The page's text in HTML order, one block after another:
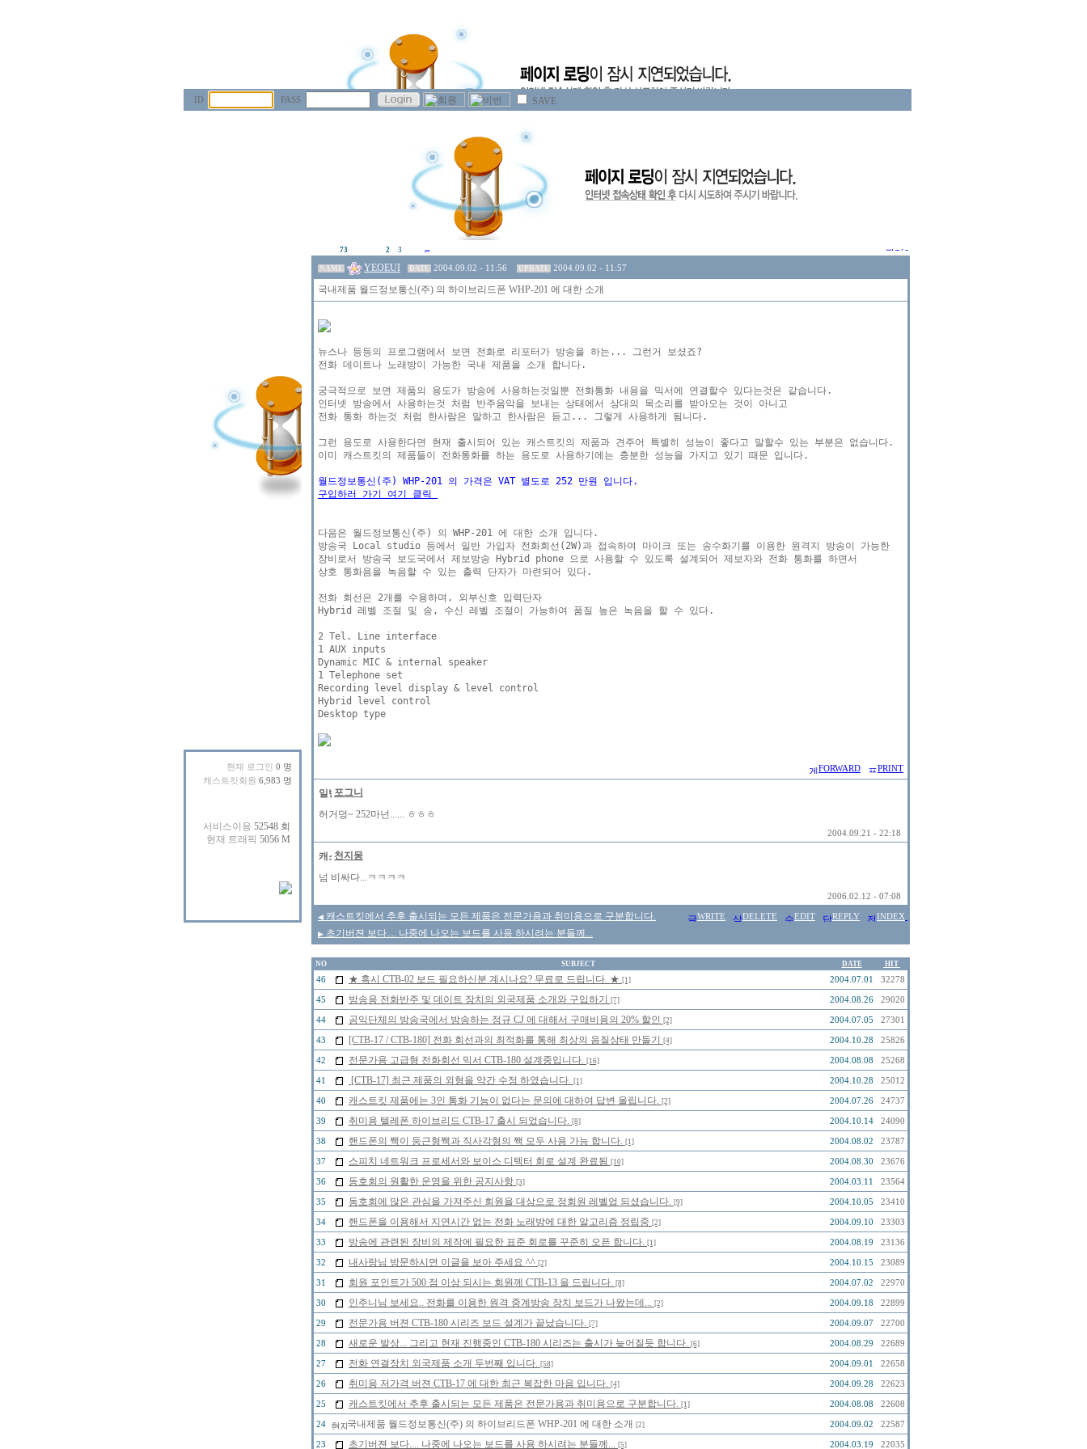
ID PASS SAVE
현재 로그인 0 명
캐스트킷회원 6,983 명
73 2 3
NAME YEOEUI DATE 2004.09.02 - 11:56 UPDATE 2004.09.02 - 11:57
국내제품 월드정보통신(주) 의 하이브리드폰 WHP-201 에 대한 소개
뉴스나 등등의 프로그램에서 보면 전화로 리포터가 방송을 하는... 그런거 보셨죠?
전화 데이트나 노래방이 가능한 국내 제품을 소개 합니다.
궁극적으로 보면 제품의 용도가 방송에 사용하는것일뿐 전화통화 내용을 믹서에 연결할수 있다는것은 같습니다.
인터넷 방송에서 사용하는것 처럼 반주음악을 보내는 상태에서 상대의 목소리를 받아오는 것이 아니고
전화 통화 하는것 처럼 한사람은 말하고 한사람은 듣고... 그렇게 사용하게 됨니다.
그런 용도로 사용한다면 현재 출시되어 있는 캐스트킷의 제품과 견주어 특별히 성능이 좋다고 말할수 있는 부분은 없습니다.
이미 캐스트킷의 제품들이 전화통화를 하는 용도로 사용하기에는 충분한 성능을 가지고 있기 때문 입니다.
월드정보통신(주) WHP-201 의 가격은 VAT 별도로 252 만원 입니다.
구입하러 가기 여기 클릭
다음은 월드정보통신(주) 의 WHP-201 에 대한 소개 입니다.
방송국 Local studio 등에서 일반 가입자 전화회선(2W)과 접속하여 마이크 또는 송수화기를 이용한 원격지 방송이 가능한
장비로서 방송국 보도국에서 제보방송 Hybrid phone 으로 사용할 수 있도록 설계되어 제보자와 전화 통화를 하면서
상호 통화음을 녹음할 수 있는 출력 단자가 마련되어 있다.
전화 회선은 2개를 수용하며, 외부신호 입력단자
Hybrid 레벨 조절 및 송, 수신 레벨 조절이 가능하여 품질 높은 녹음을 할 수 있다.
2 Tel. Line interface
1 AUX inputs
Dynamic MIC & internal speaker
1 Telephone set
Recording level display & level control
Hybrid level control
Desktop type
FORWARD PRINT
포그니
허거덩~ 252마넌...... ㅎㅎㅎ
2004.09.21 - 22:18
천지몽
넘 비싸다...ㅋㅋㅋㅋ
2006.02.12 - 07:08
◀ 캐스트킷에서 추후 출시되는 모든 제품은 전문가용과 취미용으로 구분합니다.
▶ 초기버젼 보다.... 나중에 나오는 보드를 사용 하시려는 분들께...
WRITE DELETE EDIT REPLY INDEX
NO SUBJECT DATE HIT
46 ★ 혹시 CTB-02 보드 필요하신분 계시나요? 무료로 드립니다. ★ [1] 2004.07.01 32278
45 방송용 전화반주 및 데이트 장치의 외국제품 소개와 구입하기 [7] 2004.08.26 29020
44 공익단체의 방송국에서 방송하는 정규 CJ 에 대해서 구매비용의 20% 할인 [2] 2004.07.05 27301
43 [CTB-17 / CTB-180] 전화 회선과의 최적화를 통해 최상의 음질상태 만들기 [4] 2004.10.28 25826
42 전문가용 고급형 전화회선 믹서 CTB-180 설계중입니다. [16] 2004.08.08 25268
41 [CTB-17] 최근 제품의 외형을 약간 수정 하였습니다. [1] 2004.10.28 25012
40 캐스트킷 제품에는 3인 통화 기능이 없다는 문의에 대하여 답변 올립니다. [2] 2004.07.26 24737
39 취미용 텔레폰 하이브리드 CTB-17 출시 되었습니다. [8] 2004.10.14 24090
38 핸드폰의 짹이 둥근형짹과 직사각형의 짹 모두 사용 가능 합니다. [1] 2004.08.02 23787
37 스피치 네트워크 프로세서와 보이스 디텍터 회로 설계 완료됨 [10] 2004.08.30 23676
36 동호회의 원활한 운영을 위한 공지사항 [3] 2004.03.11 23564
35 동호회에 많은 관심을 가져주신 회원을 대상으로 정회원 레벨업 되셨습니다. [9] 2004.10.05 23410
34 핸드폰을 이용해서 지연시간 없는 전화 노래방에 대한 알고리즘 정립중 [2] 2004.09.10 23303
33 방송에 관련된 장비의 제작에 필요한 표준 회로를 꾸준히 오픈 합니다. [1] 2004.08.19 23136
32 내사랑님 방문하시면 이글을 보아 주세요 ^^ [2] 2004.10.15 23089
31 회원 포인트가 500 점 이상 되시는 회원께 CTB-13 을 드립니다. [8] 2004.07.02 22970
30 인주니님 보세요.. 전화를 이용한 원격 중계방송 장치 보드가 나왔는데... [2] 2004.09.18 22899
29 전문가용 버젼 CTB-180 시리즈 보드 설계가 끝났습니다. [7] 2004.09.07 22700
28 새로운 발상... 그리고 현재 진행중인 CTB-180 시리즈는 출시가 늦어질듯 합니다. [6] 2004.08.29 22689
27 전화 연결장치 외국제품 소개 두번째 입니다. [58] 2004.09.01 22658
26 취미용 저가격 버젼 CTB-17 에 대한 최근 복잡한 마음 입니다. [4] 2004.09.28 22623
25 캐스트킷에서 추후 출시되는 모든 제품은 전문가용과 취미용으로 구분합니다. [1] 2004.08.08 22608
24 국내제품 월드정보통신(주) 의 하이브리드폰 WHP-201 에 대한 소개 [2] 2004.09.02 22587
23 초기버젼 보다.... 나중에 나오는 보드를 사용 하시려는 분들께... [5] 2004.03.19 22035